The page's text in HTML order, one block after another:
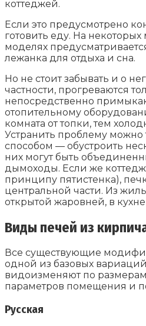
коттеджей.
Если это предусмотрено
готовить еду. На
моделях
лежанка для отдыха и сна.
Но не стоит забывать и о
частности, прогреваются
непосредственно
отопительному
комната от топки, тем
Устранить проблему можно
способом — обустроить
них могут быть
дымоходы. Если же
принципу пятистенка),
центральной части. Из
открытой жаровней, в
Виды печей из
Все существующие
одной из базовых
видоизменяют по
параметров помещения и
Русская